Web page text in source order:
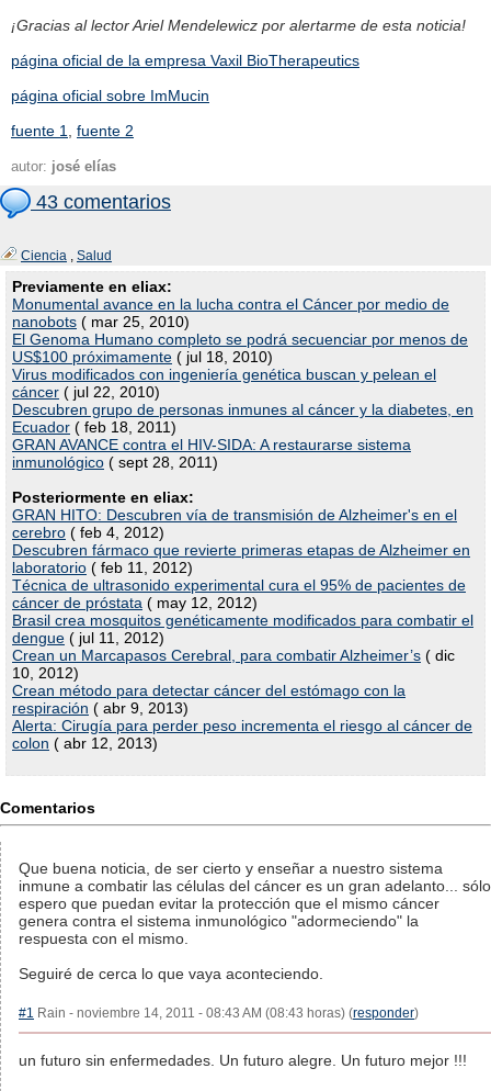
¡Gracias al lector Ariel Mendelewicz por alertarme de esta noticia!
página oficial de la empresa Vaxil BioTherapeutics
página oficial sobre ImMucin
fuente 1
fuente 2
autor: josé elías
43 comentarios
Ciencia , Salud
Previamente en eliax:
Monumental avance en la lucha contra el Cáncer por medio de
nanobots ( mar 25, 2010)
El Genoma Humano completo se podrá secuenciar por menos de
US$100 próximamente ( jul 18, 2010)
Virus modificados con ingeniería genética buscan y pelean el
cáncer ( jul 22, 2010)
Descubren grupo de personas inmunes al cáncer y la diabetes, en
Ecuador ( feb 18, 2011)
GRAN AVANCE contra el HIV-SIDA: A restaurarse sistema
inmunológico ( sept 28, 2011)
Posteriormente en eliax:
GRAN HITO: Descubren vía de transmisión de Alzheimer's en el
cerebro ( feb 4, 2012)
Descubren fármaco que revierte primeras etapas de Alzheimer en
laboratorio ( feb 11, 2012)
Técnica de ultrasonido experimental cura el 95% de pacientes de
cáncer de próstata ( may 12, 2012)
Brasil crea mosquitos genéticamente modificados para combatir el
dengue ( jul 11, 2012)
Crean un Marcapasos Cerebral, para combatir Alzheimer’s ( dic
10, 2012)
Crean método para detectar cáncer del estómago con la
respiración ( abr 9, 2013)
Alerta: Cirugía para perder peso incrementa el riesgo al cáncer de
colon ( abr 12, 2013)
Comentarios
Que buena noticia, de ser cierto y enseñar a nuestro sistema
inmune a combatir las células del cáncer es un gran adelanto... sólo
espero que puedan evitar la protección que el mismo cáncer
genera contra el sistema inmunológico "adormeciendo" la
respuesta con el mismo.
Seguiré de cerca lo que vaya aconteciendo.
#1 Rain - noviembre 14, 2011 - 08:43 AM (08:43 horas) (responder)
un futuro sin enfermedades. Un futuro alegre. Un futuro mejor !!!